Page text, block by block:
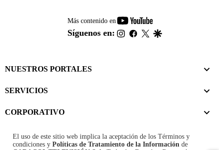
Más contenido en
youtube-
footer
Síguenos en: instagram
facebook
twitter
NUESTROS PORTALES
SERVICIOS
CORPORATIVO
El uso de este sitio web implica la aceptación de los Términos y
condiciones y Políticas de Tratamiento de la Información de